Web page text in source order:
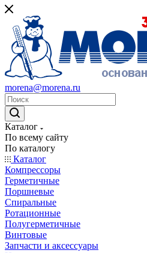
morena@morena.ru
Каталог
По всему сайту
По каталогу
Каталог
Компрессоры
Герметичные
Поршневые
Спиральные
Ротационные
Полугерметичные
Винтовые
Запчасти и аксессуары